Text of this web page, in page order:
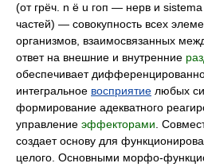
(от грёч. n ё u гоп — нерв и
частей) — совокупность всех
организмов, взаимосвязанных
ответ на внешние и внутренние
обеспечивает
интегральное восприятие любых
формирование адекватного
управление эффекторами .
создает основу для
целого. Основными морфо-